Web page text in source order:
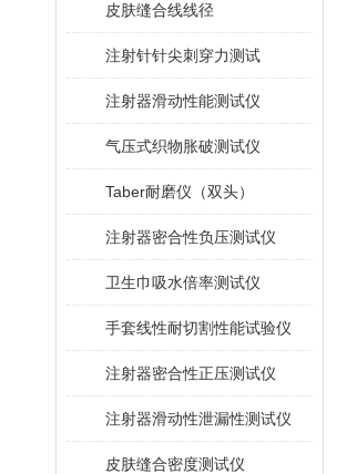
皮肤缝合线线径
注射针针尖刺穿力测试
注射器滑动性能测试仪
气压式织物胀破测试仪
Taber耐磨仪（双头）
注射器密合性负压测试仪
卫生巾吸水倍率测试仪
手套线性耐切割性能试验仪
注射器密合性正压测试仪
注射器滑动性泄漏性测试仪
皮肤缝合密度测试仪